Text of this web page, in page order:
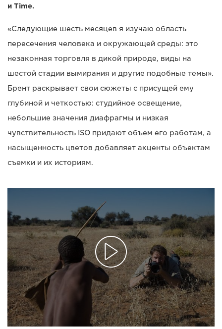
и Time.
«Следующие шесть месяцев я изучаю область
пересечения человека и окружающей среды: это
незаконная торговля в дикой природе, виды на
шестой стадии вымирания и другие подобные темы».
Брент раскрывает свои сюжеты с присущей ему
глубиной и четкостью: студийное освещение,
небольшие значения диафрагмы и низкая
чувствительность ISO придают объем его работам, а
насыщенность цветов добавляет акценты объектам
съемки и их историям.